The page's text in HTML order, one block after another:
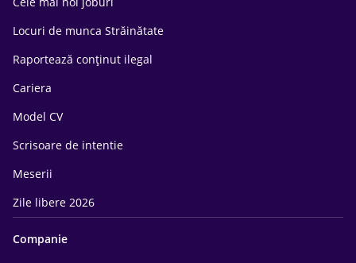
Locuri de munca Străinătate
Raportează conținut ilegal
Cariera
Model CV
Scrisoare de intentie
Meserii
Zile libere 2026
Companie